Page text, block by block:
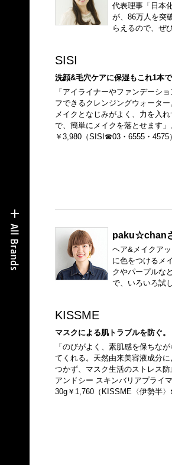
代表理事「日本
が、86万人を突
らえるので、ぜ
SISI
洗顔&毛穴ケアに保湿もこれ1本で
「アイライナーやファンデーシ
フできるクレンジングウォータ
メイクとなじみがよく、力を入
で、簡単にメイクを落とせます
￥3,980（SISI☎03・6555・4575）
paku☆chan
ヘア&メイクア
に色をつけるメ
クやパープルな
で、いろいろ試
KISSME
マスクによる肌トラブルを防ぐ。
「のびがよく、素肌感を保ちな
てくれる。天然由来美容液成分
つかず、マスク生活のストレス
アンドシー スキンバリアプライ
30g￥1,760（KISSME〈伊勢半〉